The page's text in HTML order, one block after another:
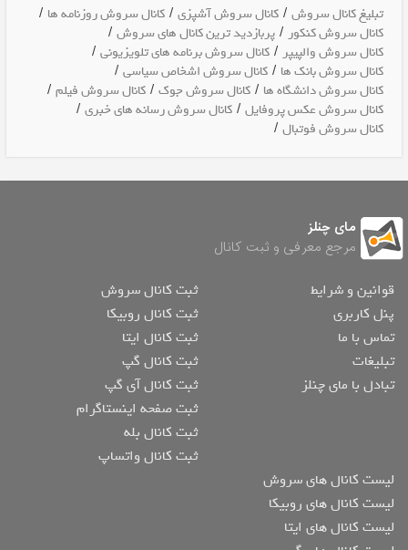
تبلیغ کانال سروش /کانال سروش آشپزی /کانال سروش روزنامه ها /
کانال سروش کنکور /پربازدید ترین کانال های سروش /
کانال سروش والپیپر /کانال سروش برنامه های تلویزیونی /
کانال سروش بانک ها /کانال سروش اشخاص سیاسی /
کانال سروش دانشگاه ها /کانال سروش جوک /کانال سروش فیلم /
کانال سروش عکس پروفایل /کانال سروش رسانه های خبری /
کانال سروش فوتبال /
مای چنلز
مرجع معرفی و ثبت کانال
قوانین و شرایط
پنل کاربری
تماس با ما
تبلیغات
تبادل با مای چنلز
ثبت کانال سروش
ثبت کانال روبیکا
ثبت کانال ایتا
ثبت کانال گپ
ثبت کانال آی گپ
ثبت صفحه اینستاگرام
ثبت کانال بله
ثبت کانال واتساپ
لیست کانال های سروش
لیست کانال های روبیکا
لیست کانال های ایتا